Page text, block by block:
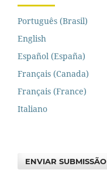
Português (Brasil)
English
Español (España)
Français (Canada)
Français (France)
Italiano
ENVIAR SUBMISSÃO